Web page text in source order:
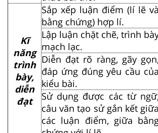
Kĩ
năng
trình
bày,
diễn
đạt
Sắp xếp luận điểm (lí lẽ và
bằng chứng) hợp lí.
Lập luận chặt chẽ, trình
mạch lạc.
Diễn đạt rõ ràng, gãy gọn,
đáp ứng đúng yêu cầu của
kiểu bài.
Sử dụng được các từ ngữ,
câu văn tạo sử gắn kết giữa
các luận điểm, giữa